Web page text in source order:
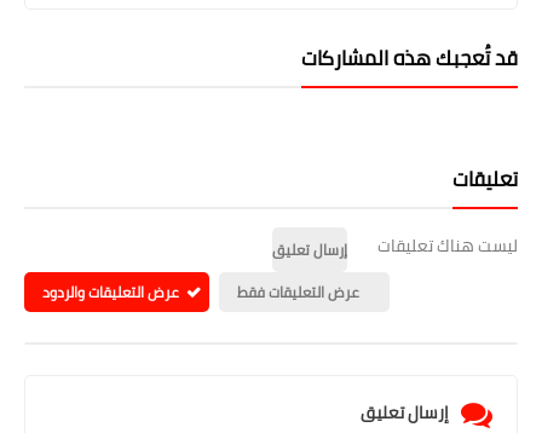
قد تُعجبك هذه المشاركات
تعليقات
ليست هناك تعليقات
إرسال تعليق
عرض التعليقات فقط
عرض التعليقات والردود
إرسال تعليق